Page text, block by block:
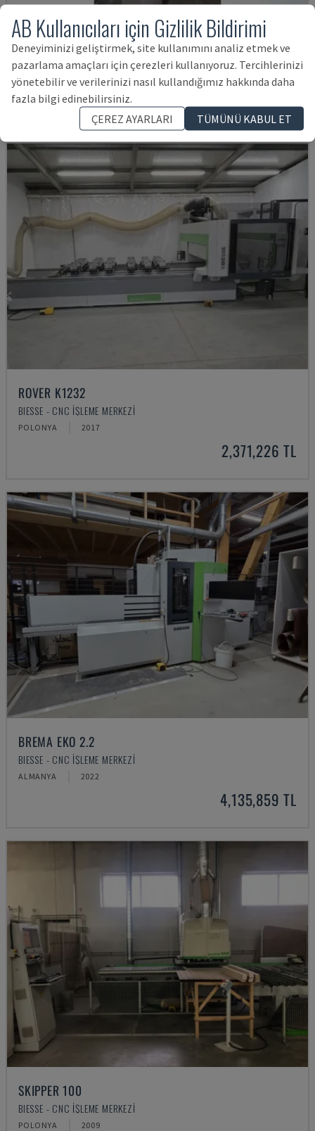
POINT 2
VITAP - CNC İŞLEME MERKEZI
ALMANYA 2016
661,737 TL
ROVER K1232
BIESSE - CNC İŞLEME MERKEZI
POLONYA 2017
2,371,226 TL
BREMA EKO 2.2
BIESSE - CNC İŞLEME MERKEZI
ALMANYA 2022
4,135,859 TL
SKIPPER 100
BIESSE - CNC İŞLEME MERKEZI
POLONYA 2009
AB Kullanıcıları için Gizlilik Bildirimi
Deneyiminizi geliştirmek, site kullanımını analiz etmek ve
pazarlama amaçları için çerezleri kullanıyoruz. Tercihlerinizi
yönetebilir ve verilerinizi nasıl kullandığımız hakkında daha
fazla bilgi edinebilirsiniz.
ÇEREZ AYARLARI
TÜMÜNÜ KABUL ET